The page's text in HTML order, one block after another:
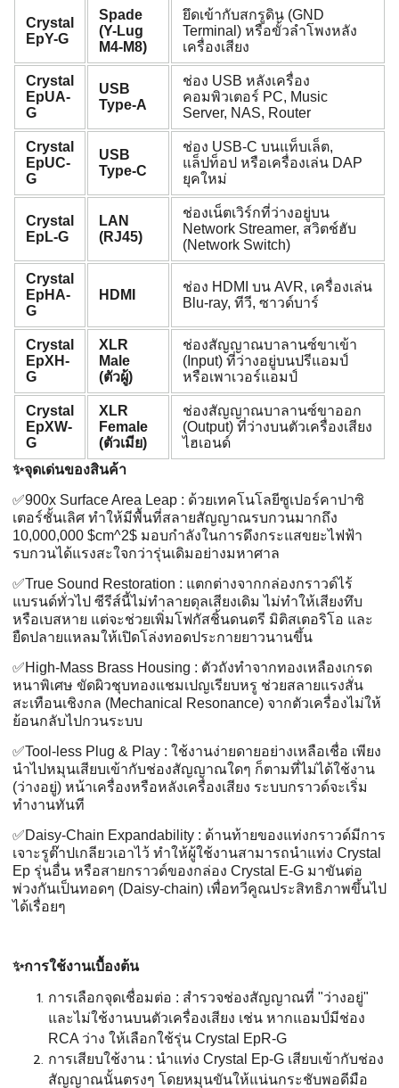
Crystal
EpY-G
Spade
(Y-Lug
M4-M8)
ยึดเข้ากับสกรูดิน (GND
Terminal) หรือขั้วลำโพงหลัง
เครื่องเสียง
Crystal
EpUA-
G
USB
Type-A
ช่อง USB หลังเครื่อง
คอมพิวเตอร์ PC, Music
Server, NAS, Router
Crystal
EpUC-
G
USB
Type-C
ช่อง USB-C บนแท็บเล็ต,
แล็ปท็อป หรือเครื่องเล่น DAP
ยุคใหม่
Crystal
EpL-G
LAN
(RJ45)
ช่องเน็ตเวิร์กที่ว่างอยู่บน
Network Streamer, สวิตช์ฮับ
(Network Switch)
Crystal
EpHA-
G
HDMI
ช่อง HDMI บน AVR, เครื่องเล่น
Blu-ray, ทีวี, ซาวด์บาร์
Crystal
EpXH-
G
XLR
Male
(ตัวผู้)
ช่องสัญญาณบาลานซ์ขาเข้า
(Input) ที่ว่างอยู่บนปรีแอมป์
หรือเพาเวอร์แอมป์
Crystal
EpXW-
G
XLR
Female
(ตัวเมีย)
ช่องสัญญาณบาลานซ์ขาออก
(Output) ที่ว่างบนตัวเครื่องเสียง
ไฮเอนด์
✨️จุดเด่นของสินค้า
✅️900x Surface Area Leap : ด้วยเทคโนโลยีซูเปอร์คาปาซิ
เตอร์ชั้นเลิศ ทำให้มีพื้นที่สลายสัญญาณรบกวนมากถึง
10,000,000 $cm^2$ มอบกำลังในการดึงกระแสขยะไฟฟ้า
รบกวนได้แรงสะใจกว่ารุ่นเดิมอย่างมหาศาล
✅️True Sound Restoration : แตกต่างจากกล่องกราวด์ไร้
แบรนด์ทั่วไป ซีรีส์นี้ไม่ทำลายดุลเสียงเดิม ไม่ทำให้เสียงทึบ
หรือเบสหาย แต่จะช่วยเพิ่มโฟกัสชิ้นดนตรี มิติสเตอริโอ และ
ยืดปลายแหลมให้เปิดโล่งทอดประกายยาวนานขึ้น
✅️High-Mass Brass Housing : ตัวถังทำจากทองเหลืองเกรด
หนาพิเศษ ขัดผิวชุบทองแชมเปญเรียบหรู ช่วยสลายแรงสั่น
สะเทือนเชิงกล (Mechanical Resonance) จากตัวเครื่องไม่ให้
ย้อนกลับไปกวนระบบ
✅️Tool-less Plug & Play : ใช้งานง่ายดายอย่างเหลือเชื่อ เพียง
นำไปหมุนเสียบเข้ากับช่องสัญญาณใดๆ ก็ตามที่ไม่ได้ใช้งาน
(ว่างอยู่) หน้าเครื่องหรือหลังเครื่องเสียง ระบบกราวด์จะเริ่ม
ทำงานทันที
✅️Daisy-Chain Expandability : ด้านท้ายของแท่งกราวด์มีการ
เจาะรูต๊าปเกลียวเอาไว้ ทำให้ผู้ใช้งานสามารถนำแท่ง Crystal
Ep รุ่นอื่น หรือสายกราวด์ของกล่อง Crystal E-G มาขันต่อ
พ่วงกันเป็นทอดๆ (Daisy-chain) เพื่อทวีคูณประสิทธิภาพขึ้นไป
ได้เรื่อยๆ
✨️การใช้งานเบื้องต้น
การเลือกจุดเชื่อมต่อ : สำรวจช่องสัญญาณที่ "ว่างอยู่"
และไม่ใช้งานบนตัวเครื่องเสียง เช่น หากแอมป์มีช่อง
RCA ว่าง ให้เลือกใช้รุ่น Crystal EpR-G
การเสียบใช้งาน : นำแท่ง Crystal Ep-G เสียบเข้ากับช่อง
สัญญาณนั้นตรงๆ โดยหมุนขันให้แน่นกระชับพอดีมือ